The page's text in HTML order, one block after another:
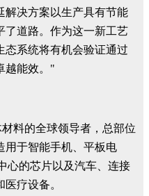
解决方案以生产具有节能
了道路。作为这一新工艺
态系统将有机会验证通过
越能效。"
料的全球领导者，总部位
用于智能手机、平板电
心的芯片以及汽车、连接
疗设备。